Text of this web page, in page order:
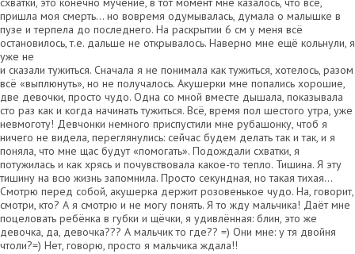
пришла моя смерть… но вовремя одумывалась, думала о малышке в
пузе и терпела до последнего. На раскрытии 6 см у меня всё
остановилось, т.е. дальше не открывалось. Наверно мне ещё кольнули, я
уже не
и сказали тужиться. Сначала я не понимала как тужиться, хотелось, разом
всё «выплюнуть», но не получалось. Акушерки мне попались хорошие,
две девочки, просто чудо. Одна со мной вместе дышала, показывала
сто раз как и когда начинать тужиться. Всё, время пол шестого утра, уже
невмоготу! Девчонки немного приспустили мне рубашонку, чтоб я
ничего не видела, переглянулись: сейчас будем делать так и так, и я
поняла, что мне щас будут «помогать». Подождали схватки, я
потужилась и как хрясь и почувствовала какое-то тепло. Тишина. Я эту
тишину на всю жизнь запомнила. Просто секундная, но такая тихая…
Смотрю перед собой, акушерка держит розовенькое чудо. На, говорит,
смотри, кто? А я смотрю и не могу понять. Я то жду мальчика! Даёт мне
поцеловать ребёнка в губки и щёчки, я удивлённая: блин, это же
девочка, да, девочка??? А мальчик то где?? =) Они мне: у тя двойня
чтоли?=) Нет, говорю, просто я мальчика ждала!!